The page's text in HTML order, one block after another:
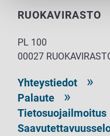
RUOKAVIRASTO
PL 100
00027
Yhteystiedot
Palaute
Tietosuojailmoitus